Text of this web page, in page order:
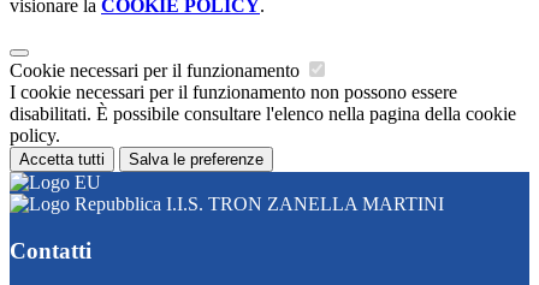
visionare la COOKIE POLICY.
Cookie necessari per il funzionamento
I cookie necessari per il funzionamento non possono essere
disabilitati. È possibile consultare l'elenco nella pagina della cookie
policy.
Accetta tutti Salva le preferenze
I.I.S. TRON ZANELLA MARTINI
Contatti